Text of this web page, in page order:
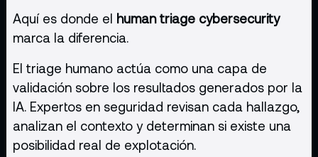
Aquí es donde el human triage cybersecurity
marca la diferencia.
El triage humano actúa como una capa de
validación sobre los resultados generados por la
IA. Expertos en seguridad revisan cada hallazgo,
analizan el contexto y determinan si existe una
posibilidad real de explotación.